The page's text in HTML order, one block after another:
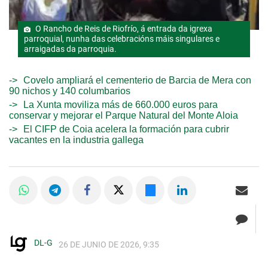
O Rancho de Reis de Riofrío, á entrada da igrexa
parroquial, nunha das celebracións máis singulares e
arraigadas da parroquia.
Covelo ampliará el cementerio de Barcia de Mera con
90 nichos y 140 columbarios
La Xunta moviliza más de 660.000 euros para
conservar y mejorar el Parque Natural del Monte Aloia
El CIFP de Coia acelera la formación para cubrir
vacantes en la industria gallega
DL-G 26 DE JUNIO DE 2026, 9:35